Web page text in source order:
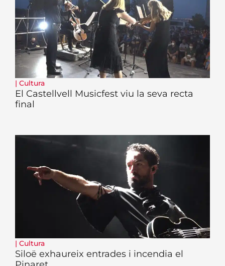
| Cultura
El Castellvell Musicfest viu la seva recta
final
| Cultura
Siloë exhaureix entrades i incendia el